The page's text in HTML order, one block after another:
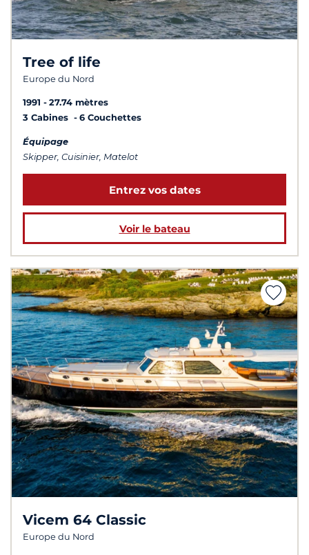
Tree of life
Europe du Nord
1991
27.74 mètres
3 Cabines
6 Couchettes
Équipage
Skipper, Cuisinier, Matelot
Entrez vos dates
Voir le bateau
Vicem 64 Classic
Europe du Nord